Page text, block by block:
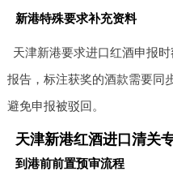
新港特殊要求补充资料
天津新港要求进口红酒申报
报告，标注获奖的酒款需要同
避免申报被驳回。
天津新港红酒进口清关
到港前前置预审流程